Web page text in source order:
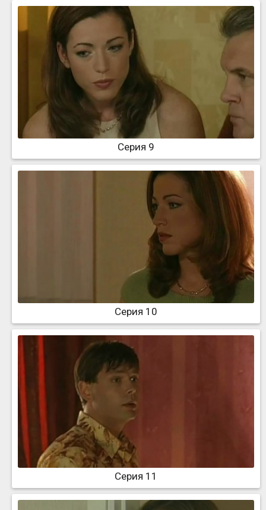
Серия 9
Серия 10
Серия 11